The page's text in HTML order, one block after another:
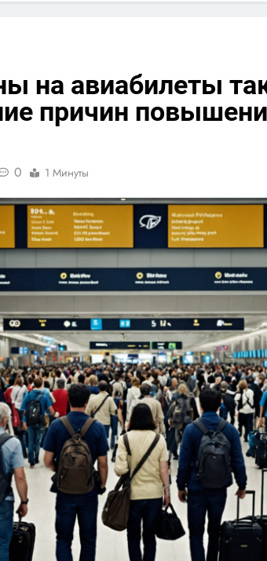
на авиабилеты
причин
0 1 Минуты